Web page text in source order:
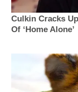
Culkin Cracks
Of ‘Home Alone’